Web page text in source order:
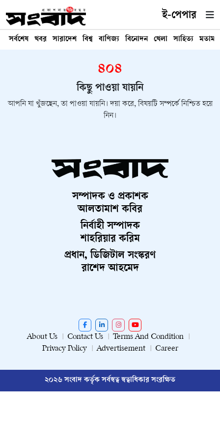
ই-পেপার
সর্বশেষ খবর সারাদেশ বিশ্ব বাণিজ্য বিনোদন খেলা সাহিত্য মতামত
৪০৪
কিছু পাওয়া যায়নি
আপনি যা খুঁজছেন, তা পাওয়া যায়নি। দয়া করে, বিষয়টি সম্পর্কে নিশ্চিত হয়ে
নিন।
সম্পাদক ও প্রকাশক
আলতামাশ কবির
নির্বাহী সম্পাদক
শাহরিয়ার করিম
প্রধান, ডিজিটাল সংস্করণ
রাশেদ আহমেদ
About Us Contact Us
Terms And Condition
Privacy Policy
Advertisement Career
২০২৬ সংবাদ কর্তৃক সর্বস্বত্ব স্বত্বাধিকার সংরক্ষিত